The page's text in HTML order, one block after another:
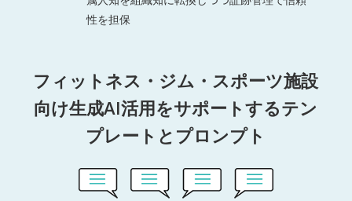
性を担保
フィットネス・ジム・スポーツ施設
向け生成AI活用をサポートするテン
プレートとプロンプト